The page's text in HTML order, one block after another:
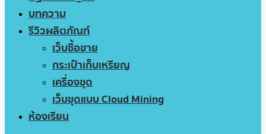
บทความ
รีวิวผลิตภัณฑ์
เว็บซื้อขาย
กระเป๋าเก็บเหรียญ
เครื่องขุด
เว็บขุดแบบ Cloud Mining
ห้องเรียน